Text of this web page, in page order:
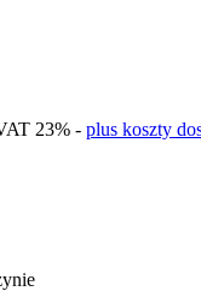
23% - plus koszty